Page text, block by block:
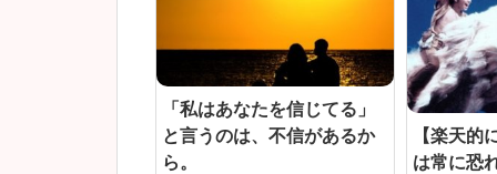
「私はあなたを信じてる」
と言うのは、不信があるか
ら。
【楽天的
は常に恐